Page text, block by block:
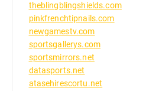
theblingblingshields.com
pinkfrenchtipnails.com
newgamestv.com
sportsgallerys.com
sportsmirrors.net
datasports.net
atasehirescortu.net